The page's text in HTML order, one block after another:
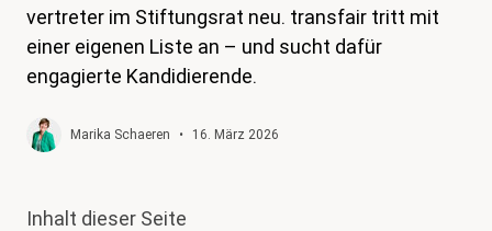
Shop
Kontakt
Meine Lehre. Meine Rechte
vertreter im Stiftungsrat neu. transfair tritt mit
einer eigenen Liste an – und sucht dafür
engagierte Kandidierende.
Marika Schaeren • 16. März 2026
Inhalt dieser Seite